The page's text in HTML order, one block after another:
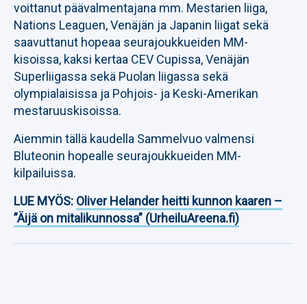
voittanut päävalmentajana mm. Mestarien liiga,
Nations Leaguen, Venäjän ja Japanin liigat sekä
saavuttanut hopeaa seurajoukkueiden MM-
kisoissa, kaksi kertaa CEV Cupissa, Venäjän
Superliigassa sekä Puolan liigassa sekä
olympialaisissa ja Pohjois- ja Keski-Amerikan
mestaruuskisoissa.
Aiemmin tällä kaudella Sammelvuo valmensi
Bluteonin hopealle seurajoukkueiden MM-
kilpailuissa.
LUE MYÖS: Oliver Helander heitti kunnon kaaren –
”Äijä on mitalikunnossa” (UrheiluAreena.fi)